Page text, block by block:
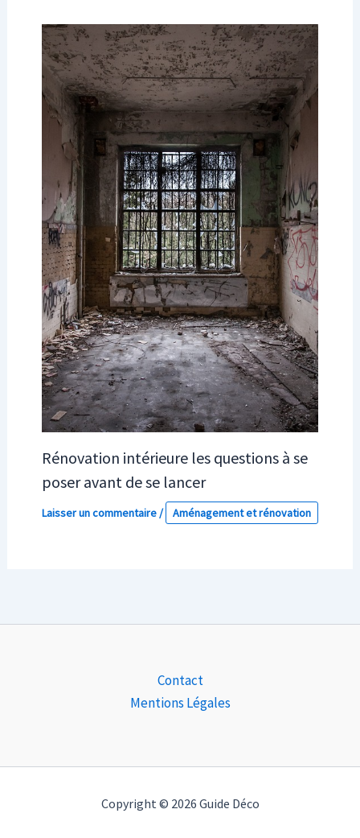
Rénovation intérieure les questions à se
poser avant de se lancer
Laisser un commentaire / Aménagement et rénovation
Contact
Mentions Légales
Copyright © 2026 Guide Déco